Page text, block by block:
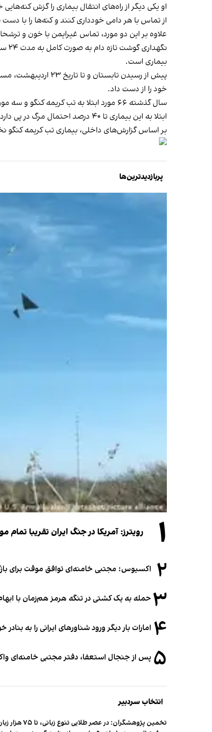
او یکی دیگر از راه‌های انتقال بیماری را گزش
از تماس با هر دامی خودداری کنند و کنه‌ها را با
علاوه بر این دو مورد، تماس غیرایمن با خون و
بیماری است.
پیش از رسیدن
خود را از دست داد.
سال گذشته ۶۶ مورد ابتلا به تب کریمه کنگو و سه مورد مرگ ناشی از آن در ایران
ابتلا به این بیماری تا ۴۰ درصد احتمال مرگ در پی دارد.
بر اساس گزارش‌های داخلی، بیماری تب کریمه کنگو نخستین بار در سال ۱۳۷۸ به‌طور رسمی و
پربازدیدترین‌ها
۱ رویترز: آمریکا در جنگ ایران تقریبا
۲ اکسیوس: مجتبی خامنه‌ای توافق موقت برای
۳ حمله به یک کشتی در تنگه هرمز هم‌زمان با
۴ امارات بار دیگر ورود شناورهای ایرانی را به
۵ پس از جنجال استعفا، دفتر مجتبی خامنه‌ای
انتخاب سردبیر
تخمین پژوهشگران: در عصر طلایی تنوع زبانی، تا ۷۵ هزار زبان در جهان وجود داشت